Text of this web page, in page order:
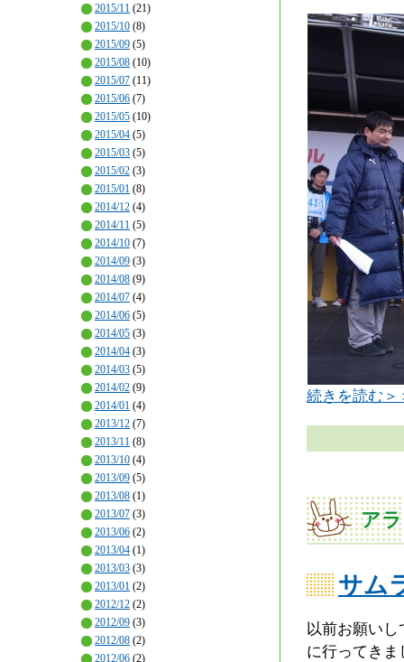
2015/11 (21)
2015/10 (8)
2015/09 (5)
2015/08 (10)
2015/07 (11)
2015/06 (7)
2015/05 (10)
2015/04 (5)
2015/03 (5)
2015/02 (3)
2015/01 (8)
2014/12 (4)
2014/11 (5)
2014/10 (7)
2014/09 (3)
2014/08 (9)
2014/07 (4)
2014/06 (5)
2014/05 (3)
2014/04 (3)
2014/03 (5)
2014/02 (9)
2014/01 (4)
2013/12 (7)
2013/11 (8)
2013/10 (4)
2013/09 (5)
2013/08 (1)
2013/07 (3)
2013/06 (2)
2013/04 (1)
2013/03 (3)
2013/01 (2)
2012/12 (2)
2012/09 (3)
2012/08 (2)
2012/06 (2)
続きを読む＞
ア
サム
以前お願い
に行ってき